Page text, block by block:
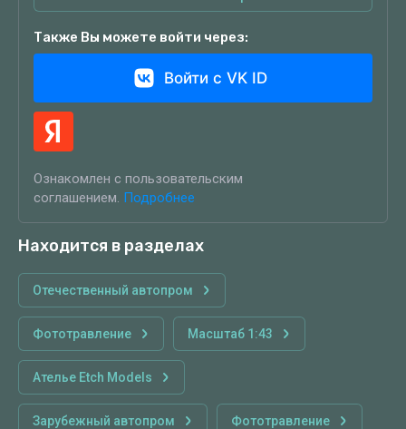
Также Вы можете войти через:
Войти с VK ID
Ознакомлен с пользовательским
соглашением. Подробнее
Находится в разделах
Отечественный автопром
Фототравление Масштаб 1:43
Ателье Etch Models
Зарубежный автопром Фототравление